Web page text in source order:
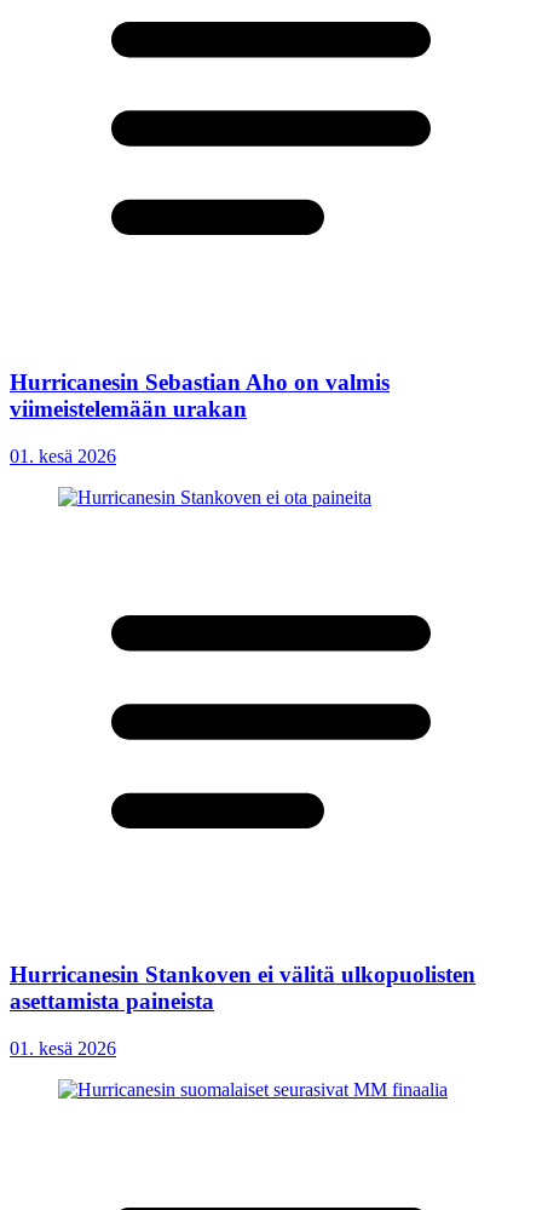
Hurricanesin Sebastian Aho on valmis
viimeistelemään urakan
01. kesä 2026
Hurricanesin Stankoven ei välitä ulkopuolisten
asettamista paineista
01. kesä 2026